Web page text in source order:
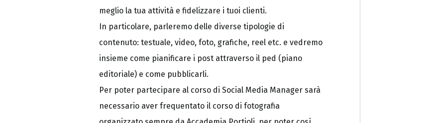
meglio la tua attività e fidelizzare i tuoi clienti.
In particolare, parleremo delle diverse tipologie di
contenuto: testuale, video, foto, grafiche, reel etc. e vedremo
insieme come pianificare i post attraverso il ped (piano
editoriale) e come pubblicarli.
Per poter partecipare al corso di Social Media Manager sarà
necessario aver frequentato il corso di fotografia